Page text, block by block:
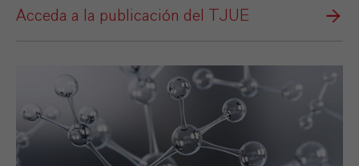
Acceda a la publicación del TJUE